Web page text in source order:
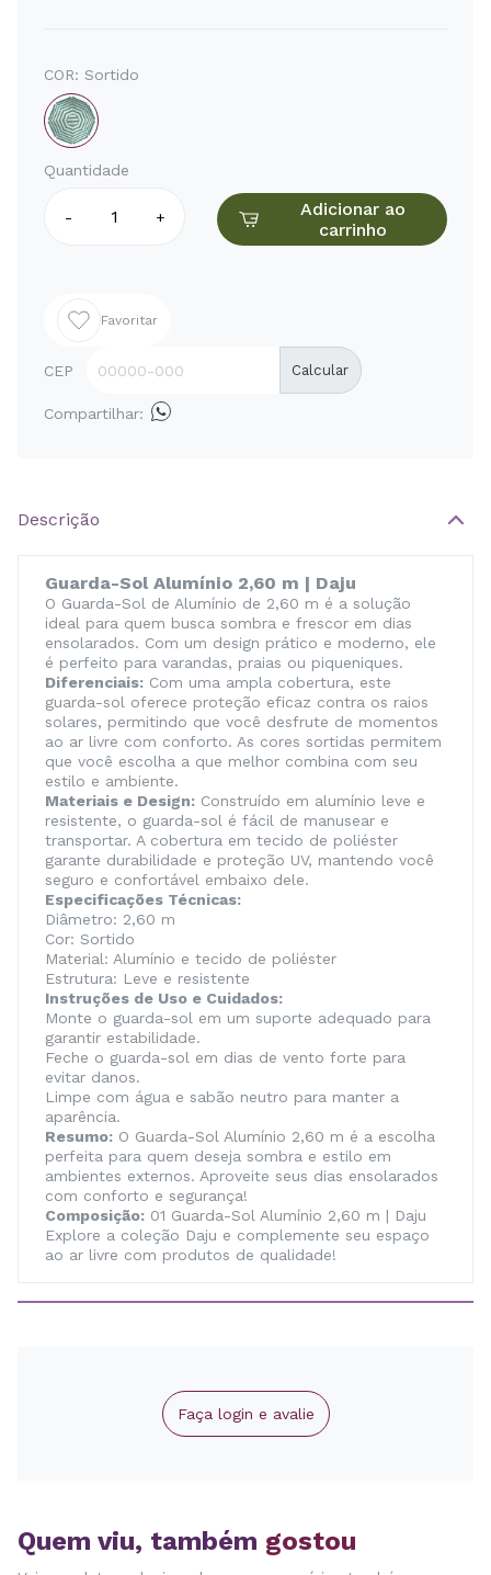
COR: Sortido
Quantidade
- +
Adicionar ao
carrinho
Favoritar
CEP Calcular
Compartilhar:
Descrição
Guarda-Sol Alumínio 2,60 m | Daju
O Guarda-Sol de Alumínio de 2,60 m é a solução
ideal para quem busca sombra e frescor em dias
ensolarados. Com um design prático e moderno, ele
é perfeito para varandas, praias ou piqueniques.
Diferenciais: Com uma ampla cobertura, este
guarda-sol oferece proteção eficaz contra os raios
solares, permitindo que você desfrute de momentos
ao ar livre com conforto. As cores sortidas permitem
que você escolha a que melhor combina com seu
estilo e ambiente.
Materiais e Design: Construído em alumínio leve e
resistente, o guarda-sol é fácil de manusear e
transportar. A cobertura em tecido de poliéster
garante durabilidade e proteção UV, mantendo você
seguro e confortável embaixo dele.
Especificações Técnicas:
Diâmetro: 2,60 m
Cor: Sortido
Material: Alumínio e tecido de poliéster
Estrutura: Leve e resistente
Instruções de Uso e Cuidados:
Monte o guarda-sol em um suporte adequado para
garantir estabilidade.
Feche o guarda-sol em dias de vento forte para
evitar danos.
Limpe com água e sabão neutro para manter a
aparência.
Resumo: O Guarda-Sol Alumínio 2,60 m é a escolha
perfeita para quem deseja sombra e estilo em
ambientes externos. Aproveite seus dias ensolarados
com conforto e segurança!
Composição: 01 Guarda-Sol Alumínio 2,60 m | Daju
Explore a coleção Daju e complemente seu espaço
ao ar livre com produtos de qualidade!
Faça login e avalie
Quem viu, também gostou